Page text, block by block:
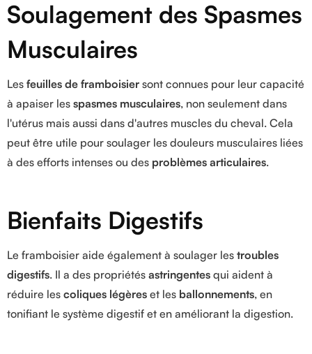
Soulagement des Spasmes
Musculaires
Les feuilles de framboisier sont connues pour leur capacité
à apaiser les spasmes musculaires, non seulement dans
l'utérus mais aussi dans d'autres muscles du cheval. Cela
peut être utile pour soulager les douleurs musculaires liées
à des efforts intenses ou des problèmes articulaires.
Bienfaits Digestifs
Le framboisier aide également à soulager les troubles
digestifs. Il a des propriétés astringentes qui aident à
réduire les coliques légères et les ballonnements, en
tonifiant le système digestif et en améliorant la digestion.